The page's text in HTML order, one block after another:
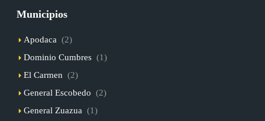
Municipios
Apodaca (2)
Dominio Cumbres (1)
El Carmen (2)
General Escobedo (2)
General Zuazua (1)